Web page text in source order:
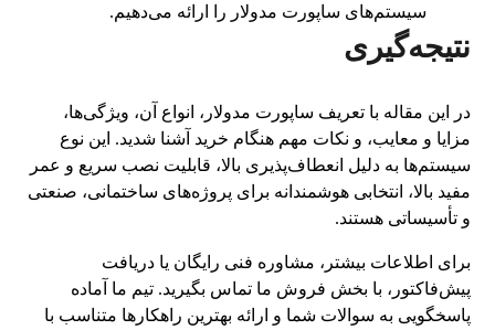
سیستم‌های ساپورت مدولار را ارائه می‌دهیم.
نتیجه‌گیری
در این مقاله با تعریف ساپورت مدولار، انواع آن، ویژگی‌ها،
مزایا و معایب، و نکات مهم هنگام خرید آشنا شدید. این نوع
سیستم‌ها به دلیل انعطاف‌پذیری بالا، قابلیت نصب سریع و عمر
مفید بالا، انتخابی هوشمندانه برای پروژه‌های ساختمانی، صنعتی
و تأسیساتی هستند.
برای اطلاعات بیشتر، مشاوره فنی رایگان یا دریافت
پیش‌فاکتور، با بخش فروش ما تماس بگیرید. تیم ما آماده
پاسخگویی به سوالات شما و ارائه بهترین راهکارها متناسب با